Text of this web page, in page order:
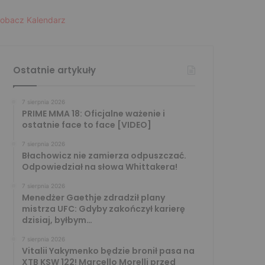
Kalendarz
Ostatnie artykuły
7 sierpnia 2026
PRIME MMA 18: Oficjalne ważenie i
ostatnie face to face [VIDEO]
7 sierpnia 2026
Błachowicz nie zamierza odpuszczać.
Odpowiedział na słowa Whittakera!
7 sierpnia 2026
Menedżer Gaethje zdradził plany
mistrza UFC: Gdyby zakończył karierę
dzisiaj, byłbym…
7 sierpnia 2026
Vitalii Yakymenko będzie bronił pasa na
XTB KSW 122! Marcello Morelli przed